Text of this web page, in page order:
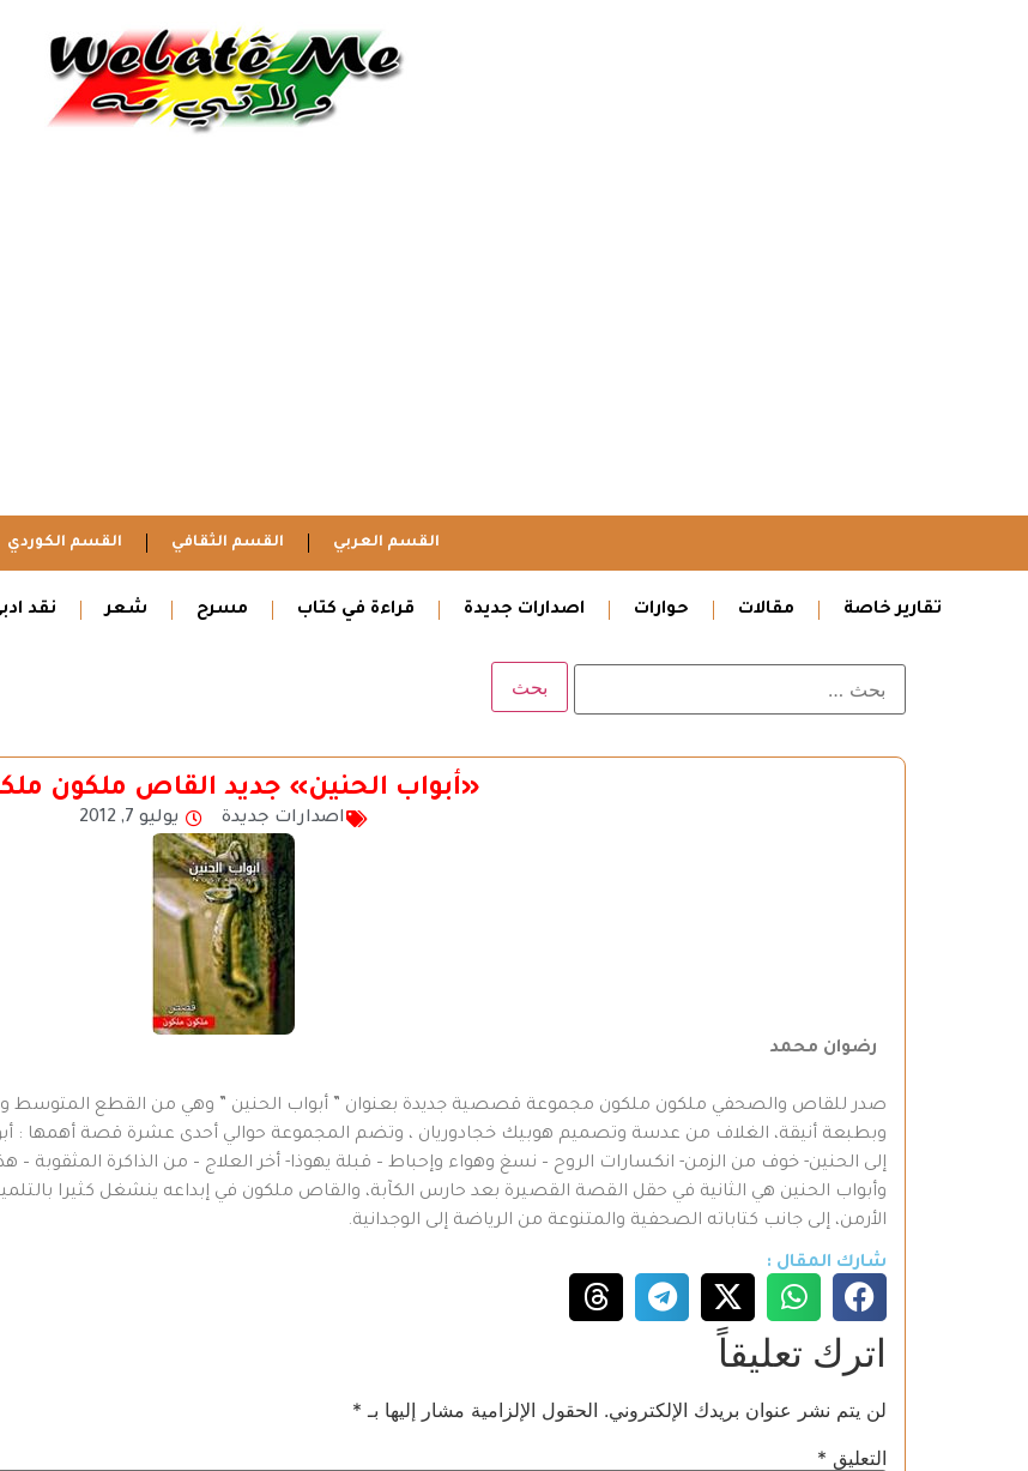
القسم العربي القسم الثقافي القسم الكوردي
تقارير خاصة مقالات حوارات اصدارات جديدة قراءة في كتاب مسرح شعر نقد
«أبواب الحنين» جديد القاص ملكون
اصدارات جديدة يوليو 7, 2012
رضوان محمد
وبطبعة أنيقة، الغلاف من عدسة وتصميم هوبيك خجادوريان ، وتضم المجموعة حوالي أحدى عشرة قصة أهمها :
إلى الحنين- خوف من الزمن- انكسارات الروح – نسغ وهواء وإحباط – قبلة يهوذا- أخر العلاج – من الذاكرة المثقوبة –
وأبواب الحنين هي الثانية في حقل القصة القصيرة بعد حارس الكآبة، والقاص ملكون في إبداعه ينشغل كثيرا
الأرمن، إلى جانب كتاباته الصحفية والمتنوعة من الرياضة إلى الوجدانية.
شارك المقال :
اترك تعليقاً
لن يتم نشر عنوان بريدك الإلكتروني. الحقول الإلزامية مشار إليها بـ *
التعليق *